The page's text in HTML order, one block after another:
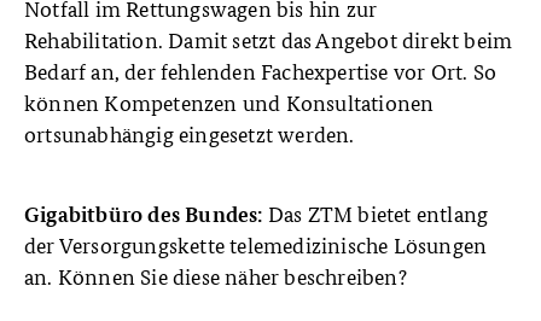
Notfall im Rettungswagen bis hin zur
Rehabilitation. Damit setzt das Angebot direkt beim
Bedarf an, der fehlenden Fachexpertise vor Ort. So
können Kompetenzen und Konsultationen
ortsunabhängig eingesetzt werden.
Gigabitbüro des Bundes: Das ZTM bietet entlang
der Versorgungskette telemedizinische Lösungen
an. Können Sie diese näher beschreiben?